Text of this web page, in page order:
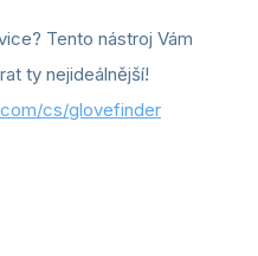
Tento nástroj Vám
ty nejideálnější!
cs/glovefinder